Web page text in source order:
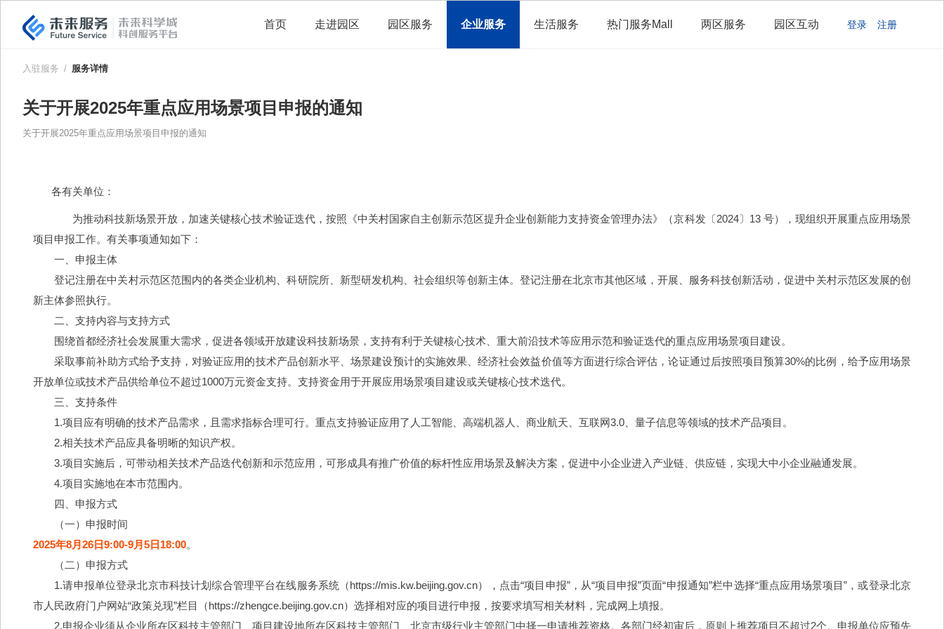
首页 走进园区 园区服务 企业服务 生活服务 热门服务Mall 两区服务 园区互动 登录 注册
入驻服务 / 服务详情
关于开展2025年重点应用场景项目申报的通知
关于开展2025年重点应用场景项目申报的通知
各有关单位：
为推动科技新场景开放，加速关键核心技术验证迭代，按照《中关村国家自主创新示范区提升企业创新能力支持资金管理办法》（京科发〔2024〕13 号），现组织开展重点应用场景
项目申报工作。有关事项通知如下：
一、申报主体
登记注册在中关村示范区范围内的各类企业机构、科研院所、新型研发机构、社会组织等创新主体。登记注册在北京市其他区域，开展、服务科技创新活动，促进中关村示范区发展的创
新主体参照执行。
二、支持内容与支持方式
围绕首都经济社会发展重大需求，促进各领域开放建设科技新场景，支持有利于关键核心技术、重大前沿技术等应用示范和验证迭代的重点应用场景项目建设。
采取事前补助方式给予支持，对验证应用的技术产品创新水平、场景建设预计的实施效果、经济社会效益价值等方面进行综合评估，论证通过后按照项目预算30%的比例，给予应用场景
开放单位或技术产品供给单位不超过1000万元资金支持。支持资金用于开展应用场景项目建设或关键核心技术迭代。
三、支持条件
1.项目应有明确的技术产品需求，且需求指标合理可行。重点支持验证应用了人工智能、高端机器人、 商业航天 、互联网3.0、量子信息等领域的技术产品项目。
2.相关技术产品应具备明晰的知识产权。
3.项目实施后，可带动相关技术产品迭代创新和示范应用，可形成具有推广价值的标杆性应用场景及解决方案，促进中小企业进入产业链、供应链，实现大中小企业融通发展。
4.项目实施地在本市范围内。
四、申报方式
（一）申报时间
2025年8月26日9:00-9月5日18:00。
（二）申报方式
1.请申报单位登录北京市科技计划综合管理平台在线服务系统（https://mis.kw.beijing.gov.cn），点击“项目申报”，从“项目申报”页面“申报通知”栏中选择“重点应用场景项目”，或登录北京
市人民政府门户网站“政策兑现”栏目（https://zhengce.beijing.gov.cn）选择相对应的项目进行申报，按要求填写相关材料，完成网上填报。
2.申报企业须从企业所在区科技主管部门、项目建设地所在区科技主管部门、北京市级行业主管部门中择一申请推荐资格。各部门经初审后，原则上推荐项目不超过2个。申报单位应预先